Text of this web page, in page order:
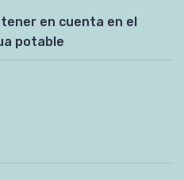
en cuenta en el
potable